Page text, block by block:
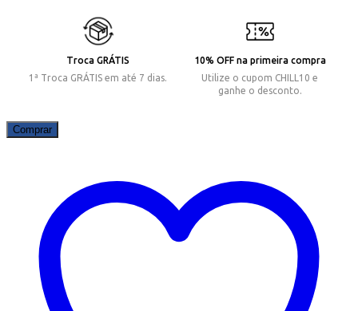
Troca GRÁTIS
1ª Troca GRÁTIS em até 7 dias.
10% OFF na primeira compra
Utilize o cupom CHILL10 e
ganhe o desconto.
Comprar